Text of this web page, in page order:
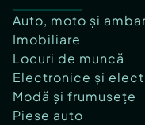
Auto, moto și
Imobiliare
Locuri de muncă
Electronice și
Modă și frumusețe
Piese auto